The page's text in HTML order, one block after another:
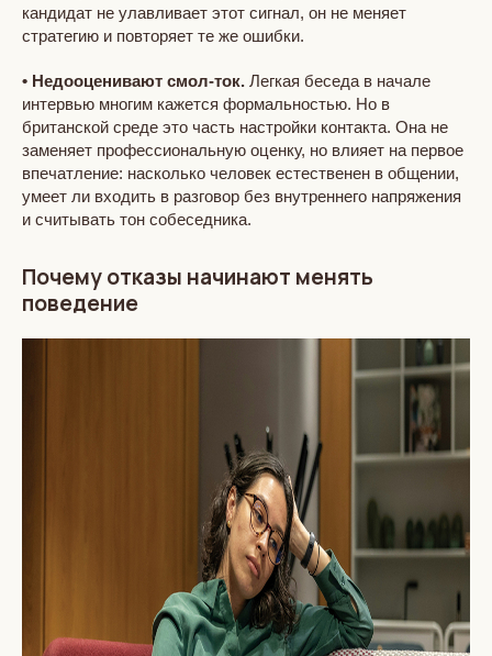
кандидат не улавливает этот сигнал, он не меняет
стратегию и повторяет те же ошибки.
• Недооценивают смол-ток. Легкая беседа в начале
интервью многим кажется формальностью. Но в
британской среде это часть настройки контакта. Она не
заменяет профессиональную оценку, но влияет на первое
впечатление: насколько человек естественен в общении,
умеет ли входить в разговор без внутреннего напряжения
и считывать тон собеседника.
Почему отказы начинают менять
поведение